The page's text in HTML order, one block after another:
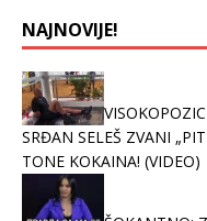
NAJNOVIJE!
SRĐAN SELEŠ ZVANI
TONE KOKAINA! (VIDEO)